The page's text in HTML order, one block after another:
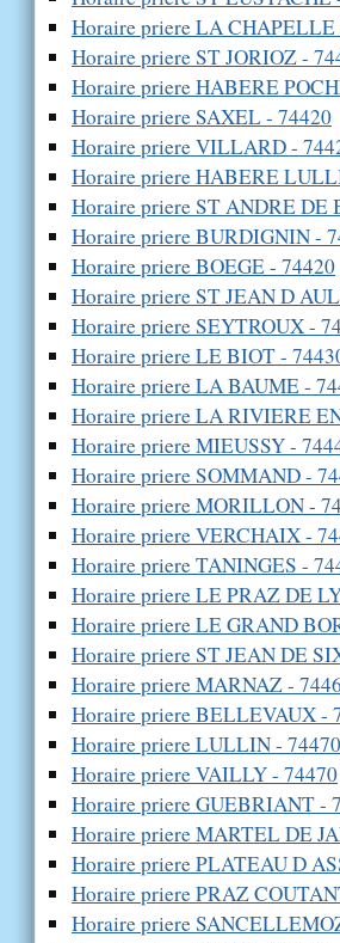
Horaire priere LA
Horaire priere ST JORIOZ -
Horaire priere HABERE
Horaire priere SAXEL - 74420
Horaire priere VILLARD -
Horaire priere HABERE
Horaire priere ST ANDRE DE
Horaire priere BURDIGNIN -
Horaire priere BOEGE - 74420
Horaire priere ST JEAN D
Horaire priere SEYTROUX -
Horaire priere LE BIOT -
Horaire priere LA BAUME -
Horaire priere LA RIVIERE
Horaire priere MIEUSSY -
Horaire priere SOMMAND -
Horaire priere MORILLON -
Horaire priere VERCHAIX -
Horaire priere TANINGES -
Horaire priere LE PRAZ DE
Horaire priere LE GRAND
Horaire priere ST JEAN DE
Horaire priere MARNAZ -
Horaire priere BELLEVAUX -
Horaire priere LULLIN - 74470
Horaire priere VAILLY - 74470
Horaire priere GUEBRIANT -
Horaire priere MARTEL DE
Horaire priere PLATEAU D
Horaire priere PRAZ
Horaire priere